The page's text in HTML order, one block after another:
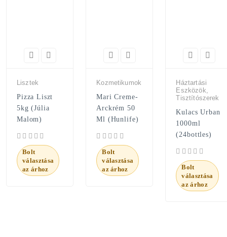
Lisztek
Pizza Liszt
5kg (Júlia
Malom)
Bolt
választása
az árhoz
Kozmetikumok
Mari Creme-
Arckrém 50
Ml (Hunlife)
Bolt
választása
az árhoz
Háztartási
Eszközök,
Tisztítószerek
Kulacs Urban
1000ml
(24bottles)
Bolt
választása
az árhoz